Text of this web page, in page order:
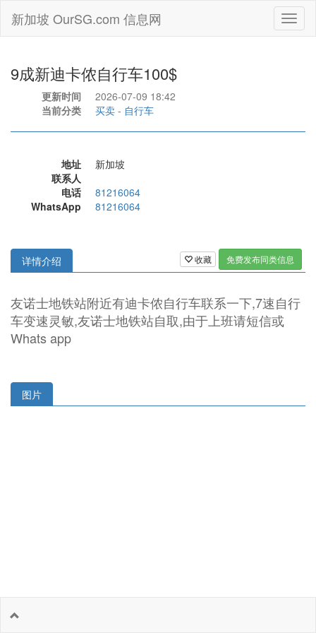
新加坡 OurSG.com 信息网
9成新迪卡侬自行车100$
更新时间
2026-07-09 18:42
当前分类
买卖 - 自行车
地址
新加坡
联系人
电话
81216064
WhatsApp
81216064
收藏 免费发布同类信息
详情介绍
友诺士地铁站附近有迪卡侬自行车联系一下,7速自行
车变速灵敏,友诺士地铁站自取,由于上班请短信或
Whats app
图片